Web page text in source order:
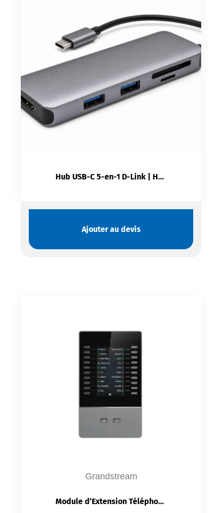
Hub USB-C 5-en-1 D-Link | HDMI + USB 3.0 + Lecteur SD/microSD
Ajouter au devis
Grandstream
Module d’Extension Téléphone IP Grandstream GBX20 | Écran LCD 4,3″ | 40 Lignes | BLF | 160 Contacts